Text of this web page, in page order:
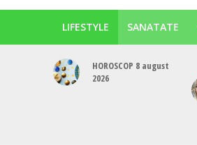
LIFESTYLE SANATATE
HOROSCOP 8 august
2026